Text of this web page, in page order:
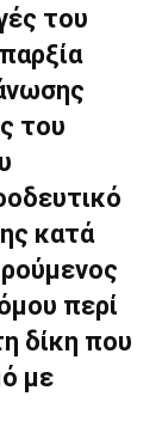
του
του
κατά
περί
δίκη που
με